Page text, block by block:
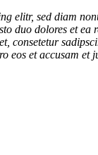
elitr, sed diam
duo dolores et
consetetur
eos et accusam et